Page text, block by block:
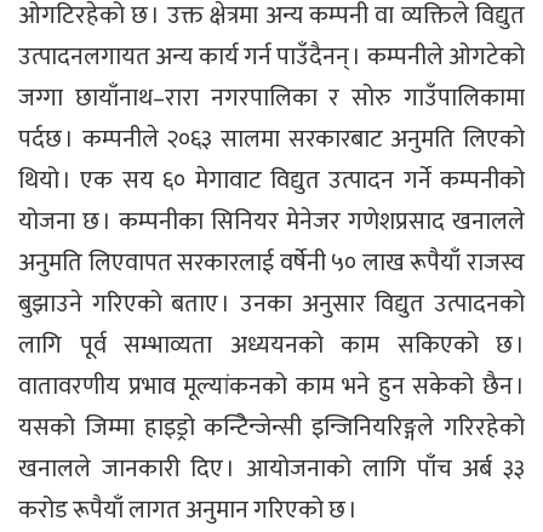
ओगटिरहेको छ । उक्त क्षेत्रमा अन्य कम्पनी वा व्यक्तिले विद्युत
उत्पादनलगायत अन्य कार्य गर्न पाउँदैनन् । कम्पनीले ओगटेको
जग्गा छायाँनाथ–रारा नगरपालिका र सोरु गाउँपालिकामा
पर्दछ । कम्पनीले २०६३ सालमा सरकारबाट अनुमति लिएको
थियो । एक सय ६० मेगावाट विद्युत उत्पादन गर्ने कम्पनीको
योजना छ । कम्पनीका सिनियर मेनेजर गणेशप्रसाद खनालले
अनुमति लिएवापत सरकारलाई वर्षेनी ५० लाख रूपैयाँ राजस्व
बुझाउने गरिएको बताए । उनका अनुसार विद्युत उत्पादनको
लागि पूर्व सम्भाव्यता अध्ययनको काम सकिएको छ ।
वातावरणीय प्रभाव मूल्यांकनको काम भने हुन सकेको छैन ।
यसको जिम्मा हाइड्रो कन्टिेन्जेन्सी इन्जिनियरिङ्गले गरिरहेको
खनालले जानकारी दिए । आयोजनाको लागि पाँच अर्ब ३३
करोड रूपैयाँ लागत अनुमान गरिएको छ ।